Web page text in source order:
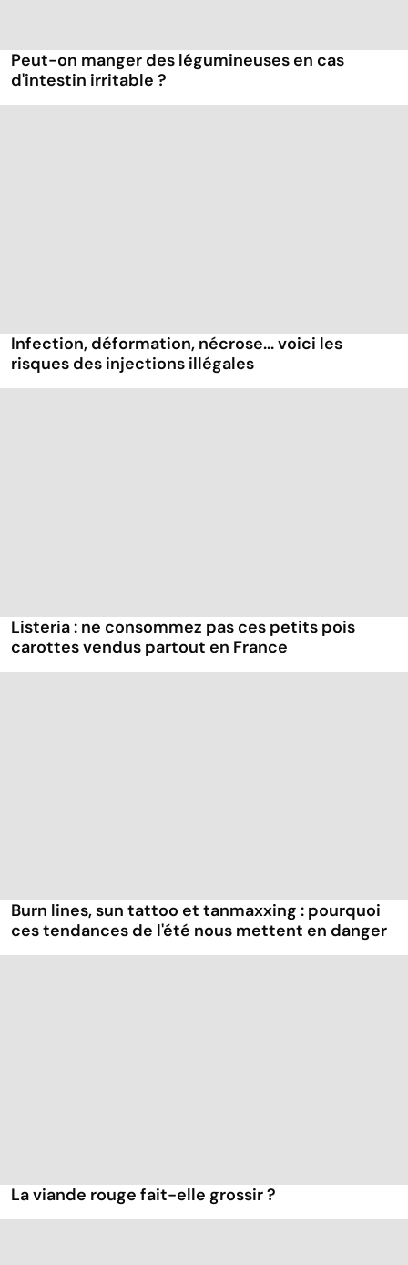
Peut-on manger des légumineuses en cas
d'intestin irritable ?
Infection, déformation, nécrose... voici les
risques des injections illégales
Listeria : ne consommez pas ces petits pois
carottes vendus partout en France
Burn lines, sun tattoo et tanmaxxing : pourquoi
ces tendances de l'été nous mettent en danger
La viande rouge fait-elle grossir ?